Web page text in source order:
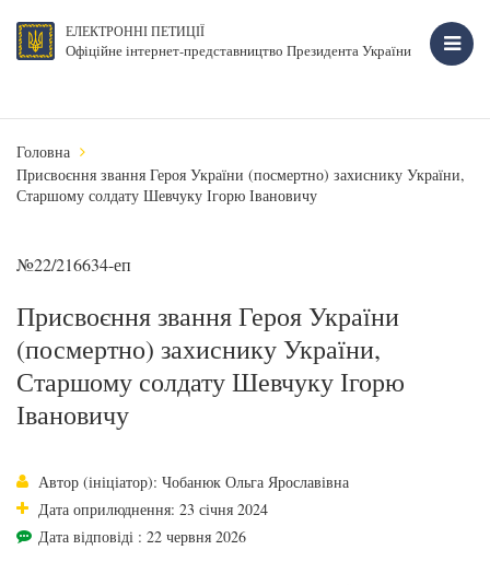
ЕЛЕКТРОННІ ПЕТИЦІЇ
Офіційне інтернет-представництво Президента України
Головна
Присвоєння звання Героя України (посмертно) захиснику України,
Старшому солдату Шевчуку Ігорю Івановичу
№22/216634-еп
Присвоєння звання Героя України
(посмертно) захиснику України,
Старшому солдату Шевчуку Ігорю
Івановичу
Автор (ініціатор): Чобанюк Ольга Ярославівна
Дата оприлюднення: 23 січня 2024
Дата відповіді : 22 червня 2026